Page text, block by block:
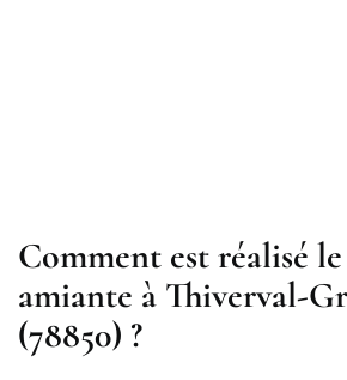
Comment est réalisé
amiante à Thiverval-
(78850) ?